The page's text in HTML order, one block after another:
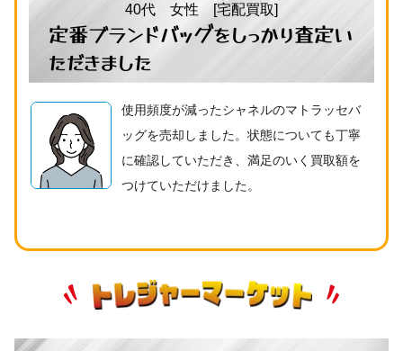
40代 女性 [宅配買取]
定番ブランドバッグをしっかり査定い
ただきました
使用頻度が減ったシャネルのマトラッセバ
ッグを売却しました。状態についても丁寧
に確認していただき、満足のいく買取額を
つけていただけました。